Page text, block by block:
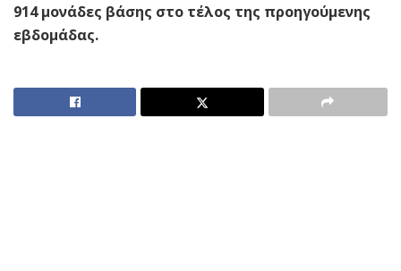
914 μονάδες βάσης στο τέλος της προηγούμενης
εβδομάδας.